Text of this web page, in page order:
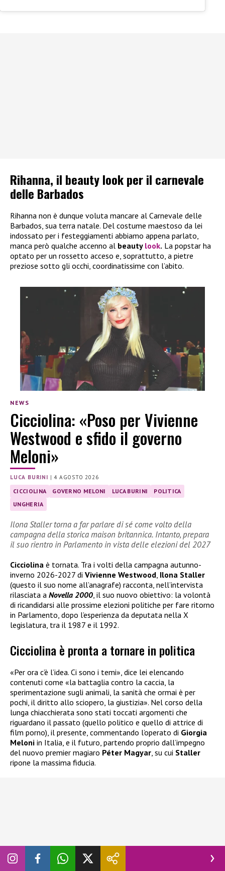
Rihanna, il beauty look per il carnevale
delle Barbados
Rihanna non è dunque voluta mancare al Carnevale delle
Barbados, sua terra natale. Del costume maestoso da lei
indossato per i festeggiamenti abbiamo appena parlato,
manca però qualche accenno al beauty look. La popstar ha
optato per un rossetto acceso e, soprattutto, a pietre
preziose sotto gli occhi, coordinatissime con l’abito.
NEWS
Cicciolina: «Poso per Vivienne
Westwood e sfido il governo
Meloni»
LUCA BURINI |4 AGOSTO 2026
CICCIOLINA GOVERNO MELONI LUCA BURINI
POLITICA
UNGHERIA
Ilona Staller torna a far parlare di sé come volto della
campagna della storica maison britannica. Intanto, prepara
il suo rientro in Parlamento in vista delle elezioni del 2027
Cicciolina è tornata. Tra i volti della campagna autunno-
inverno 2026-2027 di Vivienne Westwood Ilona Staller
(questo il suo nome all’anagrafe) racconta, nell’intervista
rilasciata a Novella 2000 , il suo nuovo obiettivo: la volontà
di ricandidarsi alle prossime elezioni politiche per fare ritorno
in Parlamento, dopo l’esperienza da deputata nella X
legislatura, tra il 1987 e il 1992.
Cicciolina è pronta a tornare in politica
«Per ora c’è l’idea. Ci sono i temi», dice lei elencando
contenuti come «la battaglia contro la caccia, la
sperimentazione sugli animali, la sanità che ormai è per
pochi, il diritto allo sciopero, la giustizia». Nel corso della
lunga chiacchierata sono stati toccati argomenti che
riguardano il passato (quello politico e quello di attrice di
film porno), il presente, commentando l’operato di Giorgia
Meloni in Italia, e il futuro, partendo proprio dall’impegno
del nuovo premier magiaro Péter Magyar, su cui Staller
ripone la massima fiducia.